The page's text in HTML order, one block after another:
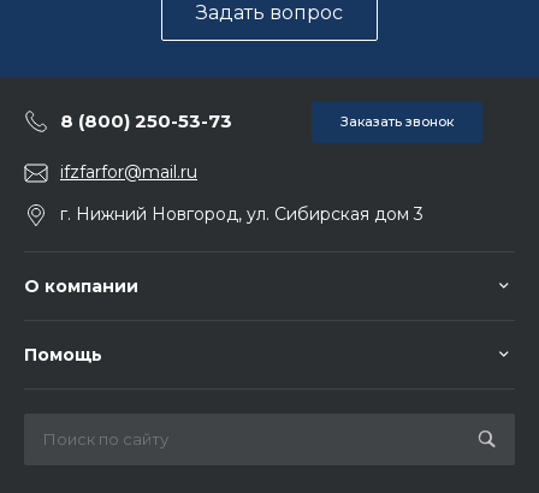
Задать вопрос
8 (800) 250-53-73 Заказать звонок
ifzfarfor@mail.ru
г. Нижний Новгород, ул. Сибирская дом 3
О компании
Помощь